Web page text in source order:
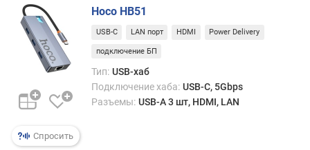
в
у
п
р
л
о
е
Спросить
Hoco HB51
USB-C LAN порт HDMI Power Delivery
подключение БП
Тип: USB-хаб
Подключение хаба: USB-C, 5Gbps
Разъемы: USB-A 3 шт, HDMI, LAN